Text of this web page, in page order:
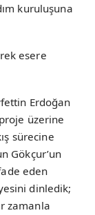
kuruluşuna
esere
Erdoğan
üzerine
sürecine
Gökçur’un
eden
dinledik;
zamanla